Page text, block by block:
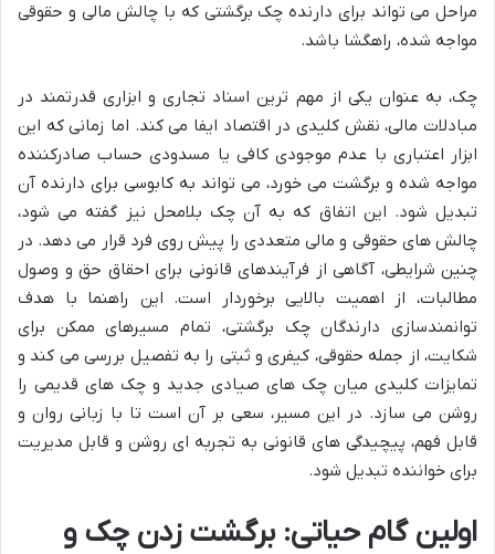
مراحل می تواند برای دارنده چک برگشتی که با چالش مالی و حقوقی
مواجه شده، راهگشا باشد.
چک، به عنوان یکی از مهم ترین اسناد تجاری و ابزاری قدرتمند در
مبادلات مالی، نقش کلیدی در اقتصاد ایفا می کند. اما زمانی که این
ابزار اعتباری با عدم موجودی کافی یا مسدودی حساب صادرکننده
مواجه شده و برگشت می خورد، می تواند به کابوسی برای دارنده آن
تبدیل شود. این اتفاق که به آن چک بلامحل نیز گفته می شود،
چالش های حقوقی و مالی متعددی را پیش روی فرد قرار می دهد. در
چنین شرایطی، آگاهی از فرآیندهای قانونی برای احقاق حق و وصول
مطالبات، از اهمیت بالایی برخوردار است. این راهنما با هدف
توانمندسازی دارندگان چک برگشتی، تمام مسیرهای ممکن برای
شکایت، از جمله حقوقی، کیفری و ثبتی را به تفصیل بررسی می کند و
تمایزات کلیدی میان چک های صیادی جدید و چک های قدیمی را
روشن می سازد. در این مسیر، سعی بر آن است تا با زبانی روان و
قابل فهم، پیچیدگی های قانونی به تجربه ای روشن و قابل مدیریت
برای خواننده تبدیل شود.
اولین گام حیاتی: برگشت زدن چک و